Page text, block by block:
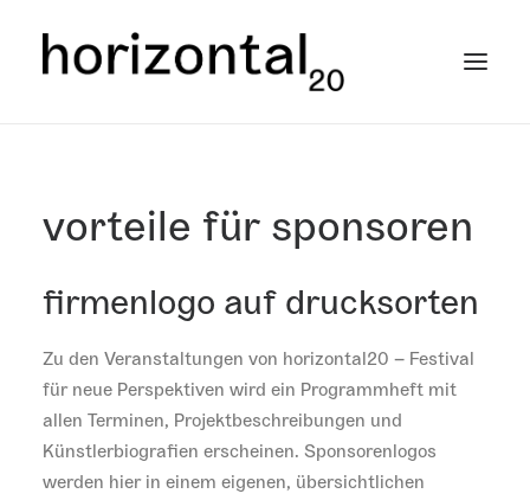
künstler*innen
vorteile für sponsoren
firmenlogo auf drucksorten
Zu den Veranstaltungen von horizontal20 – Festival
für neue Perspektiven wird ein Programmheft mit
allen Terminen, Projektbeschreibungen und
Künstlerbiografien erscheinen. Sponsorenlogos
werden hier in einem eigenen, übersichtlichen